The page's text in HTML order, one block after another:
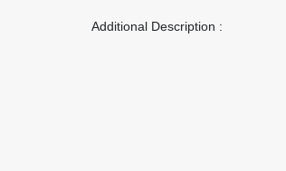
Additional Description :